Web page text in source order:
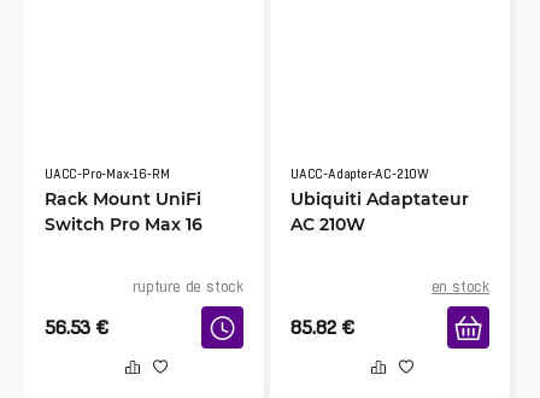
UACC-Pro-Max-16-RM
Rack Mount UniFi
Switch Pro Max 16
rupture de stock
56.53 €
UACC-Adapter-AC-210W
Ubiquiti Adaptateur
AC 210W
en stock
85.82 €